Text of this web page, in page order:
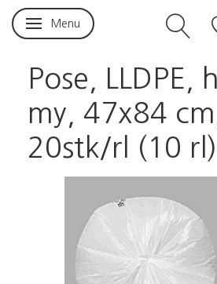
Skifte navigation
Menu
Pose, LLDPE,
my, 47x84
20stk/rl (10 rl)